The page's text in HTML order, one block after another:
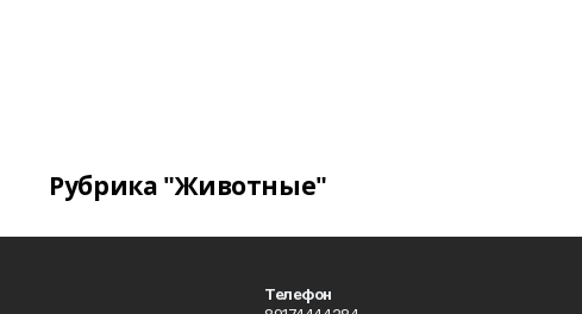
Рубрика "Животные"
Телефон